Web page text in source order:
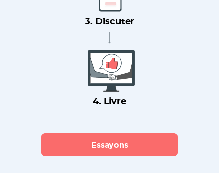
3. Discuter
4. Livre
Essayons